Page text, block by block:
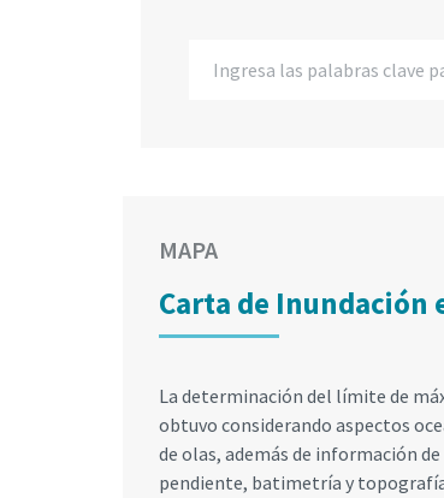
MAPA
Carta de Inundación
La determinación del límite de
obtuvo considerando aspectos
de olas, además de información
pendiente, batimetría y